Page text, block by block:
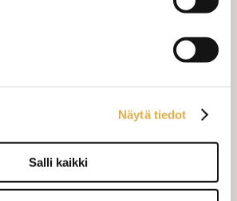
Näytä tiedot
Salli kaikki
+ 22,00 €
leveys max 150
+ 42,00 €
2kpl + 4,00 €
leveys 150